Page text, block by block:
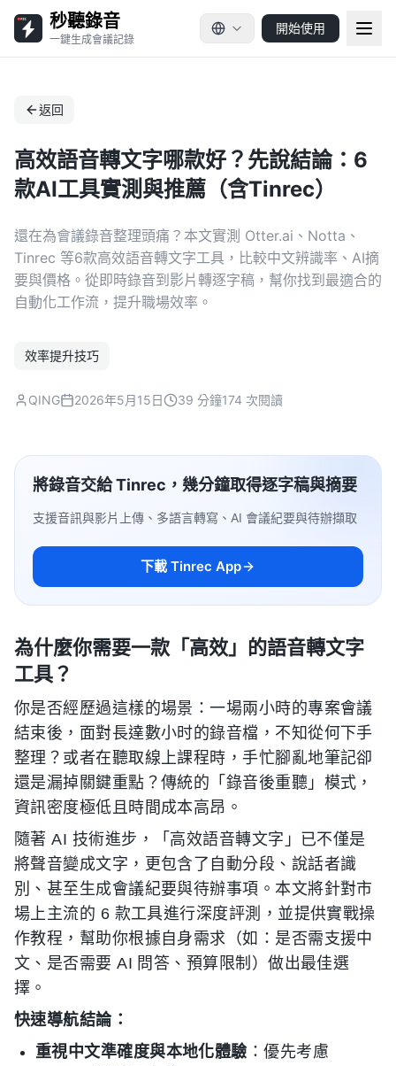
秒聽錄音
一鍵生成會議記錄
開始使用
返回
高效語音轉文字哪款好？先說結論：6
款AI工具實測與推薦（含Tinrec）
還在為會議錄音整理頭痛？本文實測 Otter.ai、Notta、
Tinrec 等6款高效語音轉文字工具，比較中文辨識率、AI摘
要與價格。從即時錄音到影片轉逐字稿，幫你找到最適合的
自動化工作流，提升職場效率。
效率提升技巧
QING 2026年5月15日 39 分鐘174 次閱讀
將錄音交給 Tinrec，幾分鐘取得逐字稿與摘要
支援音訊與影片上傳、多語言轉寫、AI 會議紀要與待辦擷取
下載 Tinrec App
為什麼你需要一款「高效」的語音轉文字
工具？
你是否經歷過這樣的場景：一場兩小時的專案會議
結束後，面對長達數小时的錄音檔，不知從何下手
整理？或者在聽取線上課程時，手忙腳亂地筆記卻
還是漏掉關鍵重點？傳統的「錄音後重聽」模式，
資訊密度極低且時間成本高昂。
隨著 AI 技術進步，「高效語音轉文字」已不僅是
將聲音變成文字，更包含了自動分段、說話者識
別、甚至生成會議紀要與待辦事項。本文將針對市
場上主流的 6 款工具進行深度評測，並提供實戰操
作教程，幫助你根據自身需求（如：是否需支援中
文、是否需要 AI 問答、預算限制）做出最佳選
擇。
快速導航結論：
重視中文準確度與本地化體驗 ：優先考慮